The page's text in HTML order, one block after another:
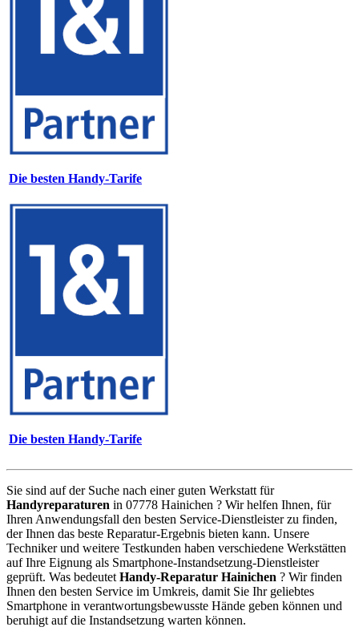
Die besten Handy-Tarife
Die besten Handy-Tarife
Sie sind auf der Suche nach einer guten Werkstatt für
Handyreparaturen in 07778 Hainichen ? Wir helfen Ihnen, für
Ihren Anwendungsfall den besten Service-Dienstleister zu finden,
der Ihnen das beste Reparatur-Ergebnis bieten kann. Unsere
Techniker und weitere Testkunden haben verschiedene Werkstätten
auf Ihre Eignung als Smartphone-Instandsetzung-Dienstleister
geprüft. Was bedeutet Handy-Reparatur Hainichen ? Wir finden
Ihnen den besten Service im Umkreis, damit Sie Ihr geliebtes
Smartphone in verantwortungsbewusste Hände geben können und
beruhigt auf die Instandsetzung warten können.